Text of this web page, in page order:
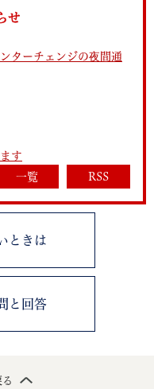
せ
ターチェンジの夜間通
す
一覧
RSS
ときは
と回答